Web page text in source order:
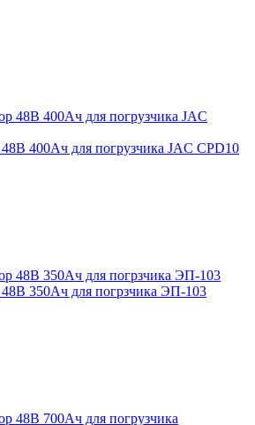
400Ач для погрузчика JAC CPD10
350Ач для погрзчика ЭП-103